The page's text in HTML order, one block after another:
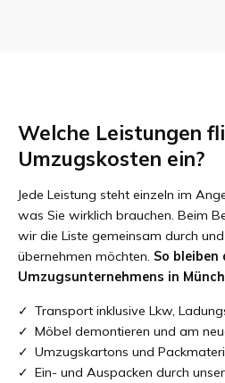
Welche Leistungen
Umzugskosten ein?
Jede Leistung steht einzeln im
was Sie wirklich brauchen. Beim
wir die Liste gemeinsam durch
übernehmen möchten. So bleiben
Umzugsunternehmens in
Transport inklusive Lkw,
Möbel demontieren und am
Umzugskartons und
Ein- und Auspacken durch